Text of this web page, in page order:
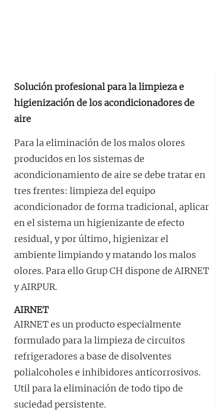
Solución profesional para la limpieza e
higienización de los acondicionadores de
aire
Para la eliminación de los malos olores
producidos en los sistemas de
acondicionamiento de aire se debe tratar en
tres frentes: limpieza del equipo
acondicionador de forma tradicional, aplicar
en el sistema un higienizante de efecto
residual, y por último, higienizar el
ambiente limpiando y matando los malos
olores. Para ello Grup CH dispone de AIRNET
y AIRPUR.
AIRNET
AIRNET es un producto especialmente
formulado para la limpieza de circuitos
refrigeradores a base de disolventes
polialcoholes e inhibidores anticorrosivos.
Util para la eliminación de todo tipo de
suciedad persistente.